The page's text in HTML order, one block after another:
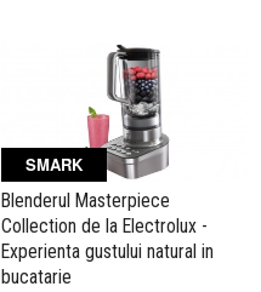
SMARK
Blenderul Masterpiece
Collection de la Electrolux -
Experienta gustului natural in
bucatarie